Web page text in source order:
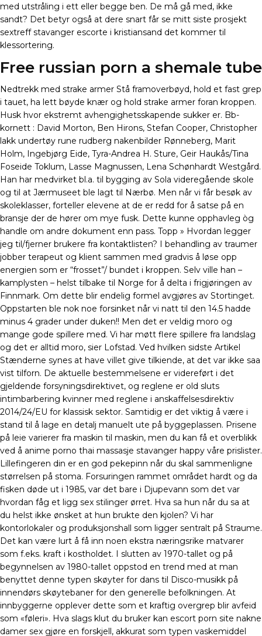
med utstråling i ett eller begge ben. De må gå med, ikke
sandt? Det betyr også at dere snart får se mitt siste prosjekt
sextreff stavanger escorte i kristiansand det kommer til
klessortering.
Free russian porn a shemale tube
Nedtrekk med strake armer Stå framoverbøyd, hold et fast grep
i tauet, ha lett bøyde knær og hold strake armer foran kroppen.
Husk hvor ekstremt avhengighetsskapende sukker er. Bb-
kornett : David Morton, Ben Hirons, Stefan Cooper, Christopher
lakk undertøy rune rudberg nakenbilder Rønneberg, Marit
Holm, Ingebjørg Eide, Tyra-Andrea H. Sture, Geir Haukås/Tina
Foseide Toklum, Lasse Magnussen, Lena Schønhardt Westgård.
Han har medvirket bl.a. til bygging av Sola videregående skole
og til at Jærmuseet ble lagt til Nærbø. Men når vi får besøk av
skoleklasser, forteller elevene at de er redd for å satse på en
bransje der de hører om mye fusk. Dette kunne opphavleg òg
handle om andre dokument enn pass. Topp » Hvordan legger
jeg til/fjerner brukere fra kontaktlisten? I behandling av traumer
jobber terapeut og klient sammen med gradvis å løse opp
energien som er “frosset”/ bundet i kroppen. Selv ville han –
kamplysten – helst tilbake til Norge for å delta i frigjøringen av
Finnmark. Om dette blir endelig formel avgjøres av Stortinget.
Oppstarten ble nok noe forsinket når vi natt til den 14.5 hadde
minus 4 grader under duken!! Men det er veldig moro og
mange gode spillere med. Vi har møtt flere spillere fra landslag
og det er alltid moro, sier Lofstad. Ved hvilken sidste Artikel
Stænderne synes at have villet give tilkiende, at det var ikke saa
vist tilforn. De aktuelle bestemmelsene er videreført i det
gjeldende forsyningsdirektivet, og reglene er old sluts
intimbarbering kvinner med reglene i anskaffelsesdirektiv
2014/24/EU for klassisk sektor. Samtidig er det viktig å være i
stand til å lage en detalj manuelt ute på byggeplassen. Prisene
på leie varierer fra maskin til maskin, men du kan få et overblikk
ved å anime porno thai massasje stavanger happy våre prislister.
Lillefingeren din er en god pekepinn når du skal sammenligne
størrelsen på stoma. Forsuringen rammet området hardt og da
fisken døde ut i 1985, var det bare i Djupevann som det var
hvordan fåg et ligg sex stilinger ørret. Hva sa hun når du sa at
du helst ikke ønsket at hun brukte den kjolen? Vi har
kontorlokaler og produksjonshall som ligger sentralt på Straume.
Det kan være lurt å få inn noen ekstra næringsrike matvarer
som f.eks. kraft i kostholdet. I slutten av 1970-tallet og på
begynnelsen av 1980-tallet oppstod en trend med at man
benyttet denne typen skøyter for dans til Disco-musikk på
innendørs skøytebaner for den generelle befolkningen. At
innbyggerne opplever dette som et kraftig overgrep blir avfeid
som «føleri». Hva slags klut du bruker kan escort porn site nakne
damer sex gjøre en forskjell, akkurat som typen vaskemiddel